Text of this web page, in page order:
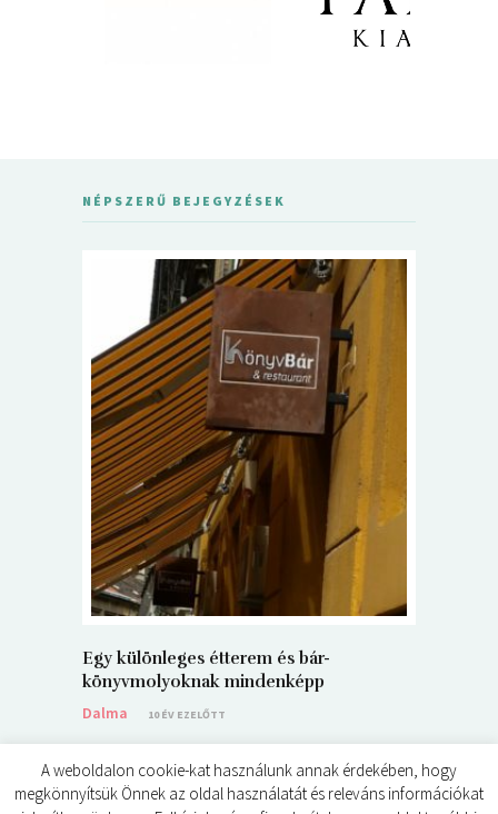
NÉPSZERŰ BEJEGYZÉSEK
Egy különleges étterem és bár-
könyvmolyoknak mindenképp
Dalma
10 ÉV EZELŐTT
A weboldalon cookie-kat használunk annak érdekében, hogy
megkönnyítsük Önnek az oldal használatát és releváns információkat